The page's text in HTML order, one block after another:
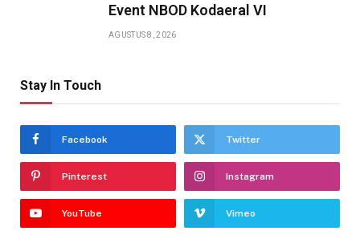
Event NBOD Kodaeral VI
AGUSTUS 8, 2026
Stay In Touch
Facebook Twitter
Pinterest Instagram
YouTube Vimeo